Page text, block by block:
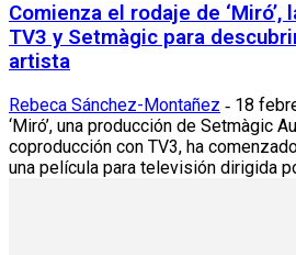
Comienza el rodaje de
TV3 y Setmàgic para
artista
Rebeca Sánchez-Montañez - 18
‘Miró’, una producción de Setmàgic
coproducción con TV3, ha
una película para televisión dirigida